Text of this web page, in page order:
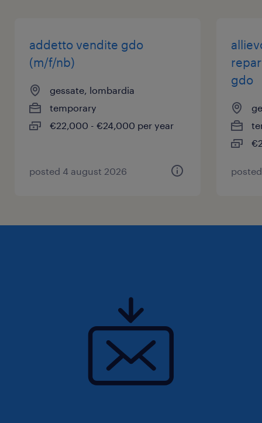
addetto vendite gdo
(m/f/nb)
gessate, lombardia
temporary
€22,000 - €24,000 per year
posted 4 august 2026
gdo